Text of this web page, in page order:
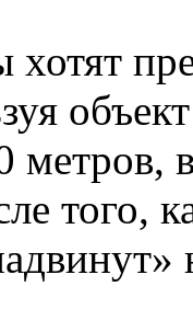
хотят
того,